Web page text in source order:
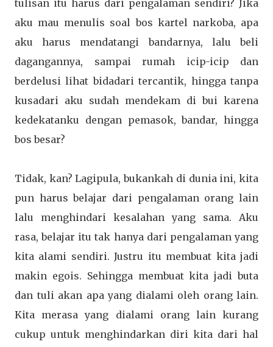
tulisan itu harus dari pengalaman sendiri? Jika
aku mau menulis soal bos kartel narkoba, apa
aku harus mendatangi bandarnya, lalu beli
dagangannya, sampai rumah icip-icip dan
berdelusi lihat bidadari tercantik, hingga tanpa
kusadari aku sudah mendekam di bui karena
kedekatanku dengan pemasok, bandar, hingga
bos besar?
Tidak, kan? Lagipula, bukankah di dunia ini, kita
pun harus belajar dari pengalaman orang lain
lalu menghindari kesalahan yang sama. Aku
rasa, belajar itu tak hanya dari pengalaman yang
kita alami sendiri. Justru itu membuat kita jadi
makin egois. Sehingga membuat kita jadi buta
dan tuli akan apa yang dialami oleh orang lain.
Kita merasa yang dialami orang lain kurang
cukup untuk menghindarkan diri kita dari hal